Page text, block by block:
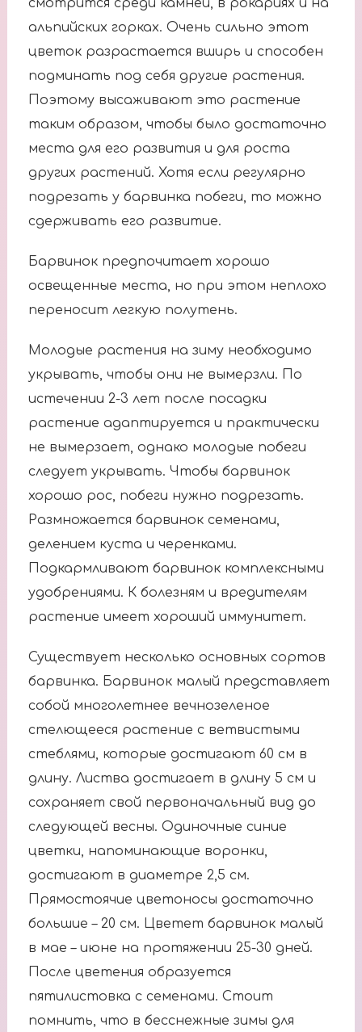
смотрится среди камней, в рокариях и на
альпийских горках. Очень сильно этот
цветок разрастается вширь и способен
подминать под себя другие растения.
Поэтому высаживают это растение
таким образом, чтобы было достаточно
места для его развития и для роста
других растений. Хотя если регулярно
подрезать у барвинка побеги, то можно
сдерживать его развитие.
Барвинок предпочитает хорошо
освещенные места, но при этом неплохо
переносит легкую полутень.
Молодые растения на зиму необходимо
укрывать, чтобы они не вымерзли. По
истечении 2-3 лет после посадки
растение адаптируется и практически
не вымерзает, однако молодые побеги
следует укрывать. Чтобы барвинок
хорошо рос, побеги нужно подрезать.
Размножается барвинок семенами,
делением куста и черенками.
Подкармливают барвинок комплексными
удобрениями. К болезням и вредителям
растение имеет хороший иммунитет.
Существует несколько основных сортов
барвинка. Барвинок малый представляет
собой многолетнее вечнозеленое
стелющееся растение с ветвистыми
стеблями, которые достигают 60 см в
длину. Листва достигает в длину 5 см и
сохраняет свой первоначальный вид до
следующей весны. Одиночные синие
цветки, напоминающие воронки,
достигают в диаметре 2,5 см.
Прямостоячие цветоносы достаточно
большие – 20 см. Цветет барвинок малый
в мае – июне на протяжении 25-30 дней.
После цветения образуется
пятилистовка с семенами. Стоит
помнить, что в бесснежные зимы для